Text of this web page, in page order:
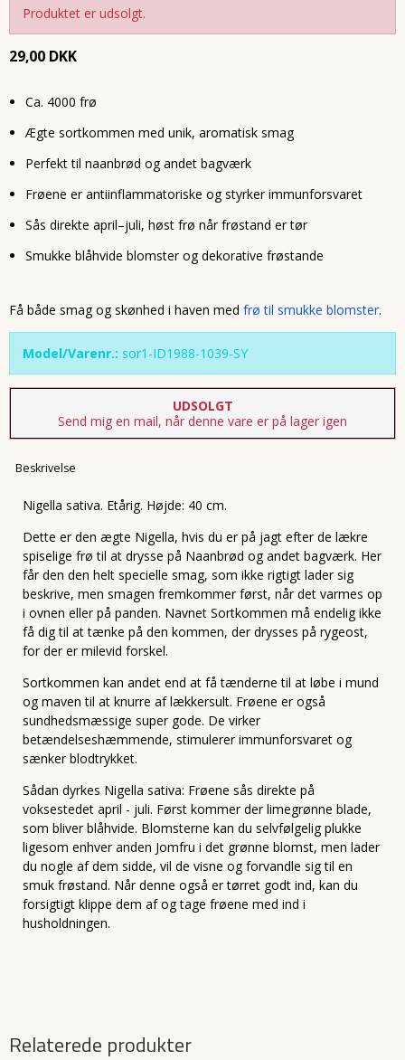
Produktet er udsolgt.
29,00 DKK
Ca. 4000 frø
Ægte sortkommen med unik, aromatisk smag
Perfekt til naanbrød og andet bagværk
Frøene er antiinflammatoriske og styrker immunforsvaret
Sås direkte april–juli, høst frø når frøstand er tør
Smukke blåhvide blomster og dekorative frøstande
Få både smag og skønhed i haven med frø til smukke blomster.
Model/Varenr.: sor1-ID1988-1039-SY
UDSOLGT
Send mig en mail, når denne vare er på lager igen
Beskrivelse
Nigella sativa. Etårig. Højde: 40 cm.
Dette er den ægte Nigella, hvis du er på jagt efter de lækre
spiselige frø til at drysse på Naanbrød og andet bagværk. Her
får den den helt specielle smag, som ikke rigtigt lader sig
beskrive, men smagen fremkommer først, når det varmes op
i ovnen eller på panden. Navnet Sortkommen må endelig ikke
få dig til at tænke på den kommen, der drysses på rygeost,
for der er milevid forskel.
Sortkommen kan andet end at få tænderne til at løbe i mund
og maven til at knurre af lækkersult. Frøene er også
sundhedsmæssige super gode. De virker
betændelseshæmmende, stimulerer immunforsvaret og
sænker blodtrykket.
Sådan dyrkes Nigella sativa: Frøene sås direkte på
voksestedet april - juli. Først kommer der limegrønne blade,
som bliver blåhvide. Blomsterne kan du selvfølgelig plukke
ligesom enhver anden Jomfru i det grønne blomst, men lader
du nogle af dem sidde, vil de visne og forvandle sig til en
smuk frøstand. Når denne også er tørret godt ind, kan du
forsigtigt klippe dem af og tage frøene med ind i
husholdningen.
Relaterede produkter